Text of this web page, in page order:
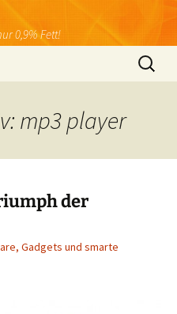
0,9% Fett!
Suchen
nach:
mp3 player
der
Gadgets und smarte